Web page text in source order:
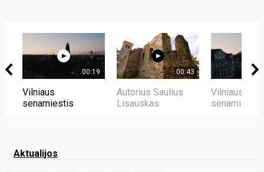
00:19
Vilniaus
senamiestis
00:43
Autorius Saulius
Lisauskas
Vilniaus
senamiestis
Aktualijos